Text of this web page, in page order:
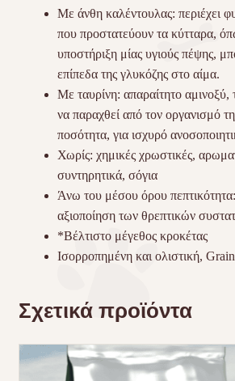
Με άνθη καλέντουλας: περιέχει
που προστατεύουν τα κύτταρα,
υποστήριξη μίας υγιούς πέψης,
επίπεδα της γλυκόζης στο αίμα.
Με ταυρίνη: απαραίτητο αμινοξύ,
να παραχθεί από τον οργανισμό
ποσότητα, για ισχυρό
Χωρίς: χημικές χρωστικές,
συντηρητικά, σόγια
Άνω του μέσου όρου πεπτικότητα:
αξιοποίηση των θρεπτικών
*Βέλτιστο μέγεθος κροκέτας
Ισορροπημένη και ολιστική,
Σχετικά προϊόντα